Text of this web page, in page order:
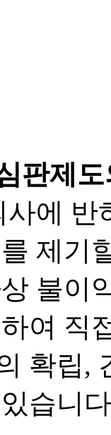
판제
에
제기
불이
여 직
확립,
습니